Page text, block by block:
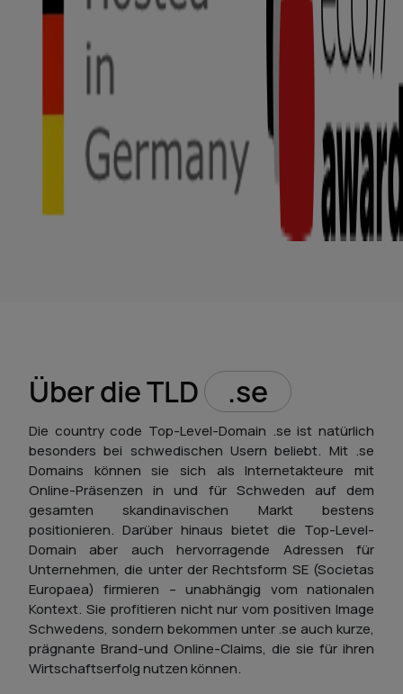
Über die TLD .se
Die country code Top-Level-Domain .se ist natürlich
besonders bei schwedischen Usern beliebt. Mit .se
Domains können sie sich als Internetakteure mit
Online-Präsenzen in und für Schweden auf dem
gesamten skandinavischen Markt bestens
positionieren. Darüber hinaus bietet die Top-Level-
Domain aber auch hervorragende Adressen für
Unternehmen, die unter der Rechtsform SE (Societas
Europaea) firmieren – unabhängig vom nationalen
Kontext. Sie profitieren nicht nur vom positiven Image
Schwedens, sondern bekommen unter .se auch kurze,
prägnante Brand-und Online-Claims, die sie für ihren
Wirtschaftserfolg nutzen können.